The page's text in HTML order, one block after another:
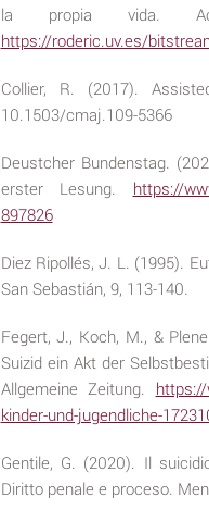
la propia vida.
https://roderic.uv.es/
Collier, R. (2017).
10.1503/cmaj.109-5366
Deustcher Bundenstag.
erster Lesung. https://
897826
Diez Ripollés, J. L. (1995).
San Sebastián, 9, 113-140.
Fegert, J., Koch, M., &
Suizid ein Akt der
Allgemeine Zeitung.
kinder-und-jugendliche-
Gentile, G. (2020). Il
Diritto penale e proceso.